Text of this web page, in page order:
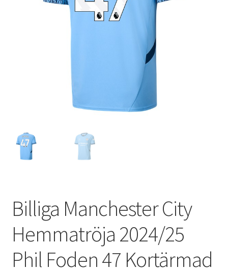
Billiga Manchester City
Hemmatröja 2024/25
Phil Foden 47 Kortärmad